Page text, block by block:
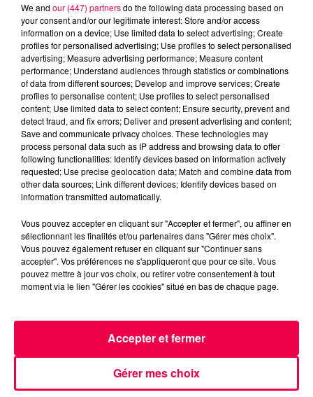
podcasts/2024/01/20240130-OUI-OU-NON.mp3
INFOS
EMISSIONS
JEUX
PODCASTS
We and our (447) partnersdo the following data processing based on
your consent and/or our legitimate interest: Store and/or access
information on a device; Use limited data to select advertising; Create
profiles for personalised advertising; Use profiles to select personalised
advertising; Measure advertising performance; Measure content
performance; Understand audiences through statistics or combinations
of data from different sources; Develop and improve services; Create
profiles to personalise content; Use profiles to select personalised
content; Use limited data to select content; Ensure security, prevent and
detect fraud, and fix errors; Deliver and present advertising and content;
Save and communicate privacy choices. These technologies may
process personal data such as IP address and browsing data to offer
following functionalities: Identify devices based on information actively
requested; Use precise geolocation data; Match and combine data from
other data sources; Link different devices; Identify devices based on
information transmitted automatically.
Vous pouvez accepter en cliquant sur "Accepter et fermer", ou affiner en
sélectionnant les finalités et/ou partenaires dans "Gérer mes choix".
Vous pouvez également refuser en cliquant sur "Continuer sans
accepter". Vos préférences ne s'appliqueront que pour ce site. Vous
pouvez mettre à jour vos choix, ou retirer votre consentement à tout
moment via le lien "Gérer les cookies" situé en bas de chaque page.
Gérer mes choix
Accepter et fermer